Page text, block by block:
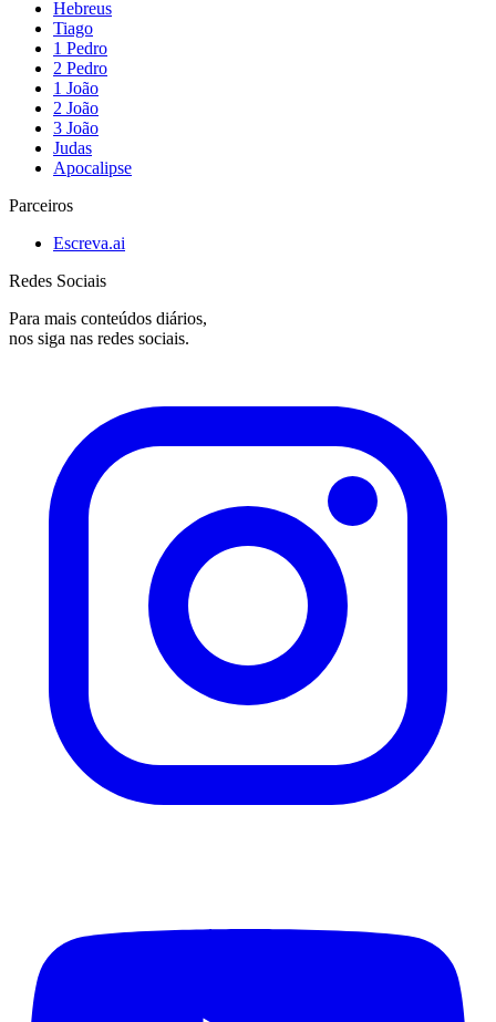
Hebreus
Tiago
1 Pedro
2 Pedro
1 João
2 João
3 João
Judas
Apocalipse
Parceiros
Escreva.ai
Redes Sociais
Para mais conteúdos diários,
nos siga nas redes sociais.